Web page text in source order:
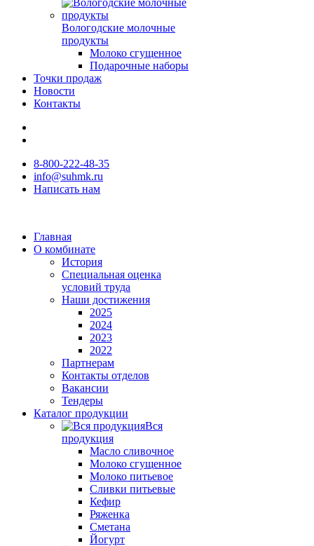
Вологодские молочные
продукты
Молоко сгущенное
Подарочные наборы
Точки продаж
Новости
Контакты
8-800-222-48-35
info@suhmk.ru
Написать нам
Главная
О комбинате
История
Специальная оценка
условий труда
Наши достижения
2025
2024
2023
2022
Партнерам
Контакты отделов
Вакансии
Тендеры
Каталог продукции
Вся
продукция
Масло сливочное
Молоко сгущенное
Молоко питьевое
Сливки питьевые
Кефир
Ряженка
Сметана
Йогурт